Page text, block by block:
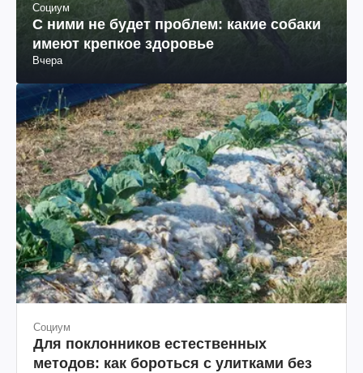
Социум
С ними не будет проблем: какие собаки
имеют крепкое здоровье
Вчера
Социум
Для поклонников естественных
методов: как бороться с улитками без